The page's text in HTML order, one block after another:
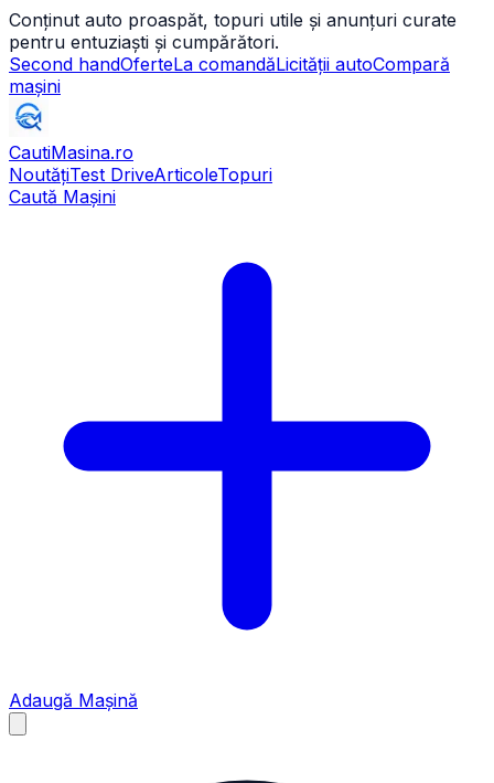
Conținut auto proaspăt, topuri utile și anunțuri curate
pentru entuziaști și cumpărători.
Second handOferteLa comandăLicității autoCompară
mașini
CautiMasina.ro
NoutățiTest DriveArticoleTopuri
Caută Mașini
Adaugă Mașină